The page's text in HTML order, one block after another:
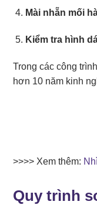
Mài nhẵn mối
Kiểm tra hình
Trong các công
hơn 10 năm kinh
>>>> Xem thêm:
Quy trình